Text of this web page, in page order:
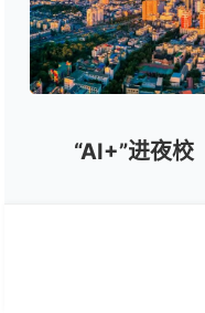
“AI+”进夜校
“白天上班